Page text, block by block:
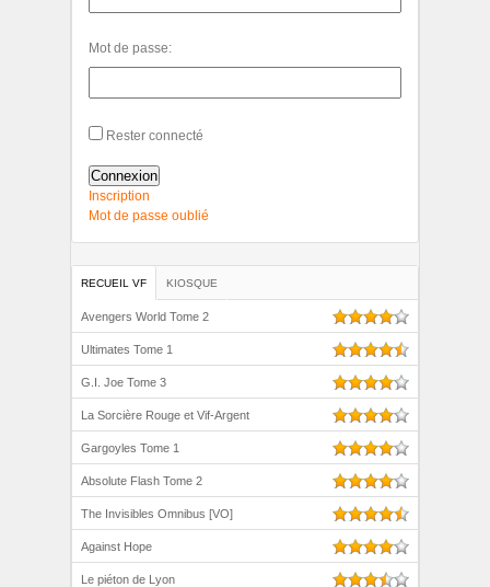
Mot de passe:
Rester connecté
Connexion
Inscription
Mot de passe oublié
RECUEIL VF KIOSQUE
Avengers World Tome 2
Ultimates Tome 1
G.I. Joe Tome 3
La Sorcière Rouge et Vif-Argent
Gargoyles Tome 1
Absolute Flash Tome 2
The Invisibles Omnibus [VO]
Against Hope
Le piéton de Lyon